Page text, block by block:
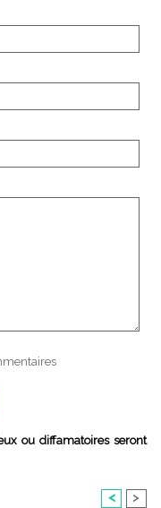
ou diffamatoires seront
< >